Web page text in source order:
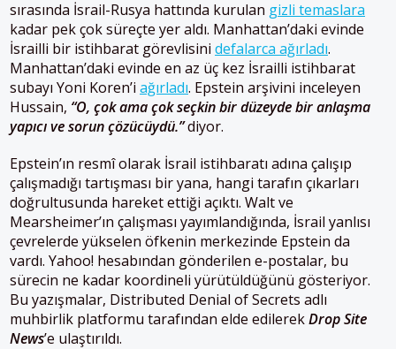
sırasında İsrail-Rusya hattında kurulan gizli temaslara
kadar pek çok süreçte yer aldı. Manhattan’daki evinde
İsrailli bir istihbarat görevlisini defalarca ağırladı.
Manhattan’daki evinde en az üç kez İsrailli istihbarat
subayı Yoni Koren’i ağırladı. Epstein arşivini inceleyen
Hussain, “O, çok ama çok seçkin bir düzeyde bir anlaşma
yapıcı ve sorun çözücüydü.”diyor.
Epstein’ın resmî olarak İsrail istihbaratı adına çalışıp
çalışmadığı tartışması bir yana, hangi tarafın çıkarları
doğrultusunda hareket ettiği açıktı. Walt ve
Mearsheimer’ın çalışması yayımlandığında, İsrail yanlısı
çevrelerde yükselen öfkenin merkezinde Epstein da
vardı. Yahoo! hesabından gönderilen e-postalar, bu
sürecin ne kadar koordineli yürütüldüğünü gösteriyor.
Bu yazışmalar, Distributed Denial of Secrets adlı
muhbirlik platformu tarafından elde edilerekDrop Site
News’e ulaştırıldı.